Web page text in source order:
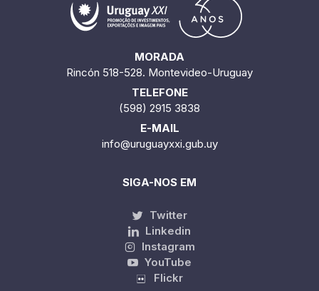
MORADA
Rincón 518-528. Montevideo-Uruguay
TELEFONE
(598) 2915 3838
E-MAIL
info@uruguayxxi.gub.uy
SIGA-NOS EM
Twitter
Linkedin
Instagram
YouTube
Flickr